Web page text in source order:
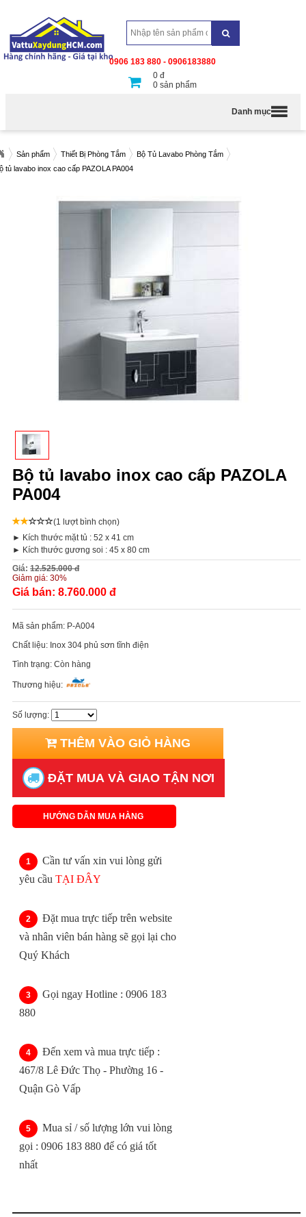
0906 183 880 - 0906183880
0 đ
0 sản phẩm
Danh mục
Sản phẩm Thiết Bị Phòng Tắm
Bộ Tủ Lavabo Phòng Tắm
tủ lavabo inox cao cấp PAZOLA PA004
Bộ tủ lavabo inox cao cấp PAZOLA
PA004
(1 lượt bình chọn)
► Kích thước mặt tủ : 52 x 41 cm
► Kích thước gương soi : 45 x 80 cm
Giá: 12.525.000 đ
Giảm giá: 30%
Giá bán: 8.760.000 đ
Mã sản phẩm: P-A004
Chất liệu: Inox 304 phủ sơn tĩnh điện
Tình trạng: Còn hàng
Thương hiệu:
Số lượng:
THÊM VÀO GIỎ HÀNG
ĐẶT MUA VÀ GIAO TẬN NƠI
HƯỚNG DẪN MUA HÀNG
Cần tư vấn xin vui lòng gửi
yêu cầu TẠI ĐÂY
Đặt mua trực tiếp trên website
và nhân viên bán hàng sẽ gọi lại cho
Quý Khách
Gọi ngay Hotline : 0906 183
880
Đến xem và mua trực tiếp :
467/8 Lê Đức Thọ - Phường 16 -
Quận Gò Vấp
Mua sỉ / số lượng lớn vui lòng
gọi : 0906 183 880 để có giá tốt
nhất